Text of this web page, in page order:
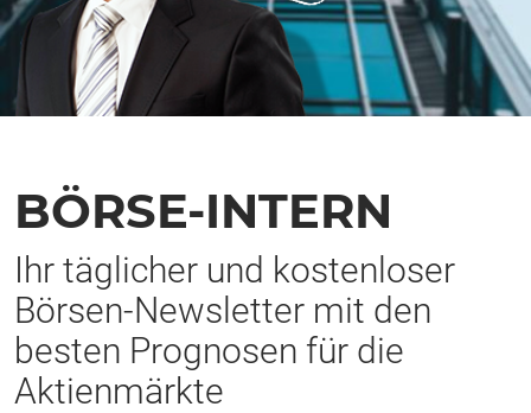
BÖRSE-INTERN
Ihr täglicher und kostenloser
Börsen-Newsletter mit den
besten Prognosen für die
Aktienmärkte